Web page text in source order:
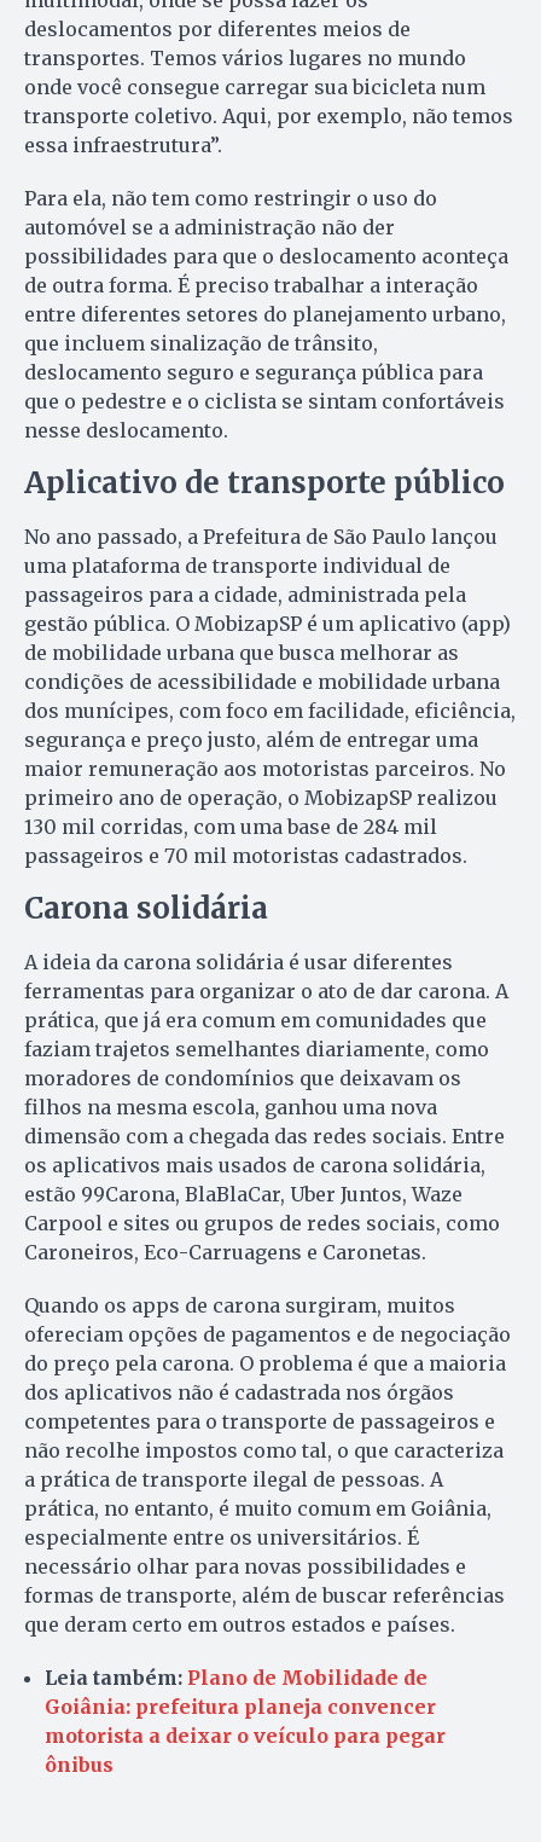
deslocamentos por diferentes meios de
transportes. Temos vários lugares no mundo
onde você consegue carregar sua bicicleta num
transporte coletivo. Aqui, por exemplo, não temos
essa infraestrutura”.
Para ela, não tem como restringir o uso do
automóvel se a administração não der
possibilidades para que o deslocamento aconteça
de outra forma. É preciso trabalhar a interação
entre diferentes setores do planejamento urbano,
que incluem sinalização de trânsito,
deslocamento seguro e segurança pública para
que o pedestre e o ciclista se sintam confortáveis
nesse deslocamento.
Aplicativo de transporte público
No ano passado, a Prefeitura de São Paulo lançou
uma plataforma de transporte individual de
passageiros para a cidade, administrada pela
gestão pública. O MobizapSP é um aplicativo (app)
de mobilidade urbana que busca melhorar as
condições de acessibilidade e mobilidade urbana
dos munícipes, com foco em facilidade, eficiência,
segurança e preço justo, além de entregar uma
maior remuneração aos motoristas parceiros. No
primeiro ano de operação, o MobizapSP realizou
130 mil corridas, com uma base de 284 mil
passageiros e 70 mil motoristas cadastrados.
Carona solidária
A ideia da carona solidária é usar diferentes
ferramentas para organizar o ato de dar carona. A
prática, que já era comum em comunidades que
faziam trajetos semelhantes diariamente, como
moradores de condomínios que deixavam os
filhos na mesma escola, ganhou uma nova
dimensão com a chegada das redes sociais. Entre
os aplicativos mais usados de carona solidária,
estão 99Carona, BlaBlaCar, Uber Juntos, Waze
Carpool e sites ou grupos de redes sociais, como
Caroneiros, Eco-Carruagens e Caronetas.
Quando os apps de carona surgiram, muitos
ofereciam opções de pagamentos e de negociação
do preço pela carona. O problema é que a maioria
dos aplicativos não é cadastrada nos órgãos
competentes para o transporte de passageiros e
não recolhe impostos como tal, o que caracteriza
a prática de transporte ilegal de pessoas. A
prática, no entanto, é muito comum em Goiânia,
especialmente entre os universitários. É
necessário olhar para novas possibilidades e
formas de transporte, além de buscar referências
que deram certo em outros estados e países.
Leia também: Plano de Mobilidade de
Goiânia: prefeitura planeja convencer
motorista a deixar o veículo para pegar
ônibus